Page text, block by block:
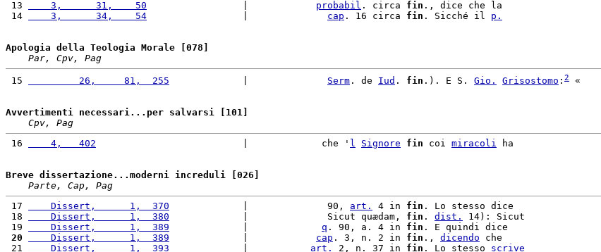
13
    3,      31,    50
probabil . circa fin ., dice che la
14
    3,      34,    54
cap . 16 circa fin . Sicché il p.
Apologia della Teologia Morale [078]
Par, Cpv, Pag
15
         26,     81,  255
Serm . de Iud . fin .). E S. Gio. Grisostomo : 2 «
Avvertimenti necessari...per salvarsi [101]
Cpv, Pag
16
    4,   402
                          |             che '
l Signore fin coi miracoli ha
Breve dissertazione...moderni increduli [026]
Parte, Cap, Pag
17
    Dissert,      1,  370
             |              90,
art. 4 in fin . Lo stesso dice
18
    Dissert,      1,  380
             |              Sicut quædam,
fin . dist.
14): Sicut
19
    Dissert,      1,  389
q . 90, a. 4 in fin
20
    Dissert,      1,  389
cap . 3, n. 2 in fin ., dicendo che
21
    Dissert,      1,  393
art. 2, n. 37 in fin . Lo stesso scrive